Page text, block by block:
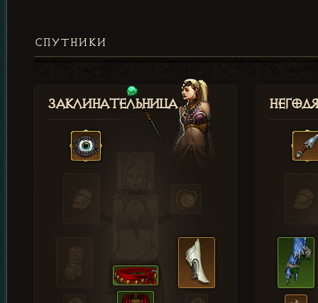
СПУТНИКИ
Заклинательница